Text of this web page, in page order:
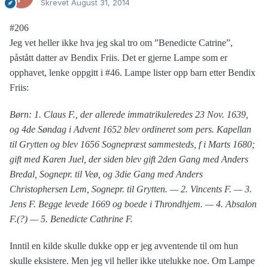
Skrevet August 31, 2014
#206
Jeg vet heller ikke hva jeg skal tro om ”Benedicte Catrine”,
påstått datter av Bendix Friis. Det er gjerne Lampe som er
opphavet, lenke oppgitt i #46. Lampe lister opp barn etter Bendix
Friis:
Børn: 1. Claus F., der allerede immatrikuleredes 23 Nov. 1639,
og 4de Søndag i Advent 1652 blev ordineret som pers. Kapellan
til Grytten og blev 1656 Sognepræst sammesteds, f i Marts 1680;
gift med Karen Juel, der siden blev gift 2den Gang med Anders
Bredal, Sognepr. til Veø, og 3die Gang med Anders
Christophersen Lem, Sognepr. til Grytten. — 2. Vincents F. — 3.
Jens F. Begge levede 1669 og boede i Throndhjem. — 4. Absalon
F.(?) — 5. Benedicte Cathrine F.
Inntil en kilde skulle dukke opp er jeg avventende til om hun
skulle eksistere. Men jeg vil heller ikke utelukke noe. Om Lampe